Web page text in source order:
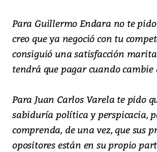
Para Guillermo Endara no te
creo que ya negoció con tu
consiguió una satisfacción
tendrá que pagar cuando cambie
Para Juan Carlos Varela te pido
sabiduría política y perspicacia,
comprenda, de una vez, que sus
opositores están en su propio